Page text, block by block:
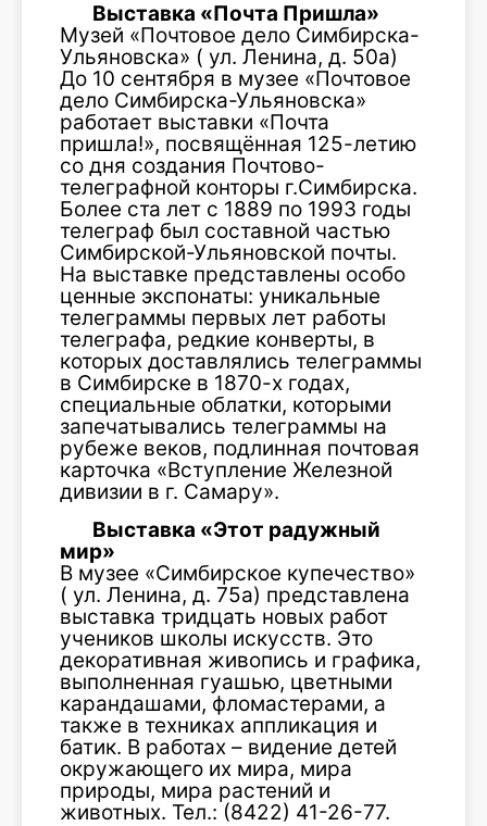
Выставка «Почта Пришла»
Музей «Почтовое дело Симбирска-
Ульяновска» ( ул. Ленина, д. 50а)
До 10 сентября в музее «Почтовое
дело Симбирска-Ульяновска»
работает выставки «Почта
пришла!», посвящённая 125-летию
со дня создания Почтово-
телеграфной конторы г.Симбирска.
Более ста лет с 1889 по 1993 годы
телеграф был составной частью
Симбирской-Ульяновской почты.
На выставке представлены особо
ценные экспонаты: уникальные
телеграммы первых лет работы
телеграфа, редкие конверты, в
которых доставлялись телеграммы
в Симбирске в 1870-х годах,
специальные облатки, которыми
запечатывались телеграммы на
рубеже веков, подлинная почтовая
карточка «Вступление Железной
дивизии в г. Самару».
Выставка «Этот радужный
мир»
В музее «Симбирское купечество»
( ул. Ленина, д. 75а) представлена
выставка тридцать новых работ
учеников школы искусств. Это
декоративная живопись и графика,
выполненная гуашью, цветными
карандашами, фломастерами, а
также в техниках аппликация и
батик. В работах – видение детей
окружающего их мира, мира
природы, мира растений и
животных. Тел.: (8422) 41-26-77.